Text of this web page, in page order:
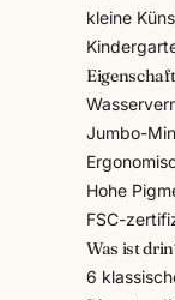
kleine
Jumbo-
Hohe
FSC-
Was ist
6